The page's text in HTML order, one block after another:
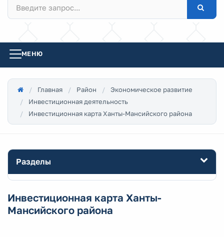
МЕНЮ
Главная Район
Экономическое развитие
Инвестиционная деятельность
Инвестиционная карта Ханты-Мансийского района
Разделы
Инвестиционная карта Ханты-
Мансийского района